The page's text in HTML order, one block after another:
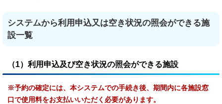
システムから利用申込又は空き状況の照会ができる施
設一覧
（1）利用申込及び空き状況の照会ができる施設
※予約の確定には、本システムでの手続き後、期間内に各施設窓
口で使用料をお支払いいただく必要があります。